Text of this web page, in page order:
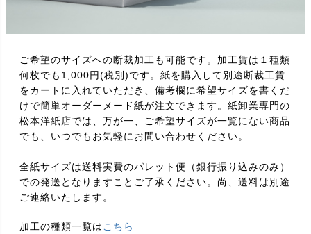
ご希望のサイズへの断裁加工も可能です。加工賃は１種類
何枚でも1,000円(税別)です。紙を購入して別途断裁工賃
をカートに入れていただき、備考欄に希望サイズを書くだ
けで簡単オーダーメード紙が注文できます。紙卸業専門の
松本洋紙店では、万が一、ご希望サイズが一覧にない商品
でも、いつでもお気軽にお問い合わせください。
全紙サイズは送料実費のパレット便（銀行振り込みのみ）
での発送となりますことご了承ください。尚、送料は別途
ご連絡いたします。
加工の種類一覧は こちら